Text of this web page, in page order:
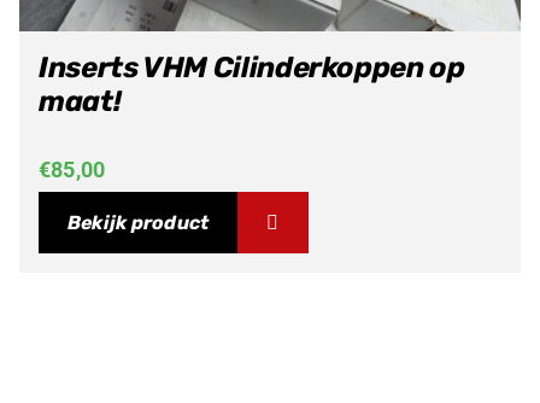
Inserts VHM Cilinderkoppen op
maat!
€85,00
Bekijk product